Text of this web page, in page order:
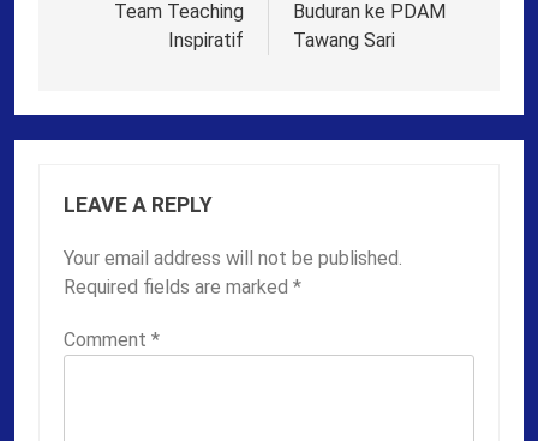
Team Teaching
Inspiratif
Buduran ke PDAM
Tawang Sari
LEAVE A REPLY
Your email address will not be published.
Required fields are marked *
Comment *